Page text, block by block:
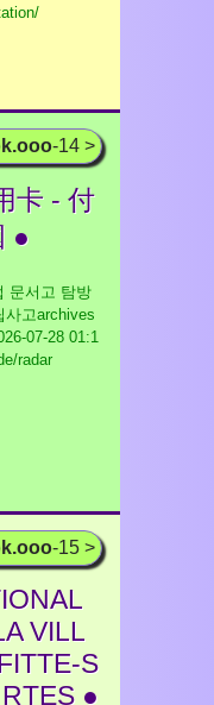
-14 >
卡 - 付
●
문서고 탐방
사고archives
07-28 01:1
radar
-15 >
VILL
S
●